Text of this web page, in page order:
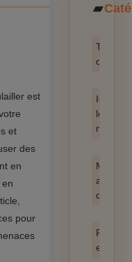
est
et
des
en
pour
Toutes
les
anti-
cafards
et